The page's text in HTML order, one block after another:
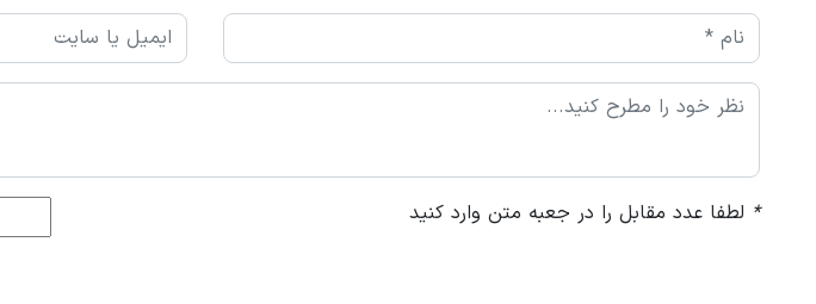
* لطفا عدد مقابل را در جعبه متن وارد کنید